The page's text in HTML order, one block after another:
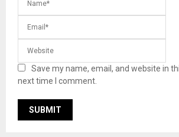
Save my name, email, and website in
next time I comment.